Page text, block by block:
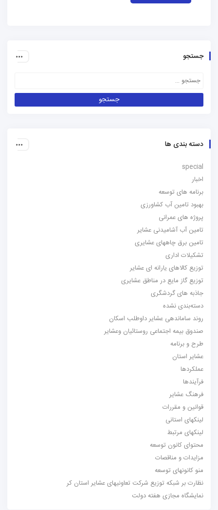
جستجو
دسته بندی ها
special
اخبار
برنامه های توسعه
بهبود تامین آب کشاورزی
پروژه های عمرانی
تامین آب آشامیدنی عشایر
تامین برق چاههای عشایری
تشکیلات اداری
توزیع کالاهای یارانه ای عشایر
توزیع گاز مایع در مناطق عشایری
جاذبه های گردشگری
دسته‌بندی نشده
روند ساماندهی عشایر داوطلب اسکان
صندوق بیمه اجتماعی روستائیان وعشایر
طرح و برنامه
عشایر استان
عملکردها
فرآیندها
فرهنگ عشایر
قوانین و مقررات
لینکهای استانی
لینکهای مرتبط
محتوای کانون توسعه
مزایدات و مناقصات
منو کانونهای توسعه
نظارت بر شبکه توزیع شرکت تعاونیهای عشایر استان کر
نمایشگاه مجازی هفته دولت